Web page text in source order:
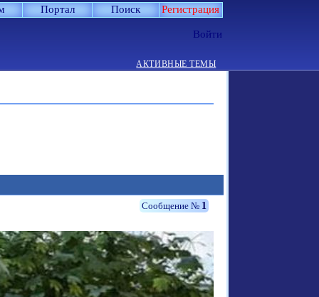
Портал Поиск Регистрация
Войти
АКТИВНЫЕ ТЕМЫ
1